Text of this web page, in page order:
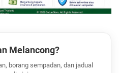
Melancong?
borang sempadan, dan jadual